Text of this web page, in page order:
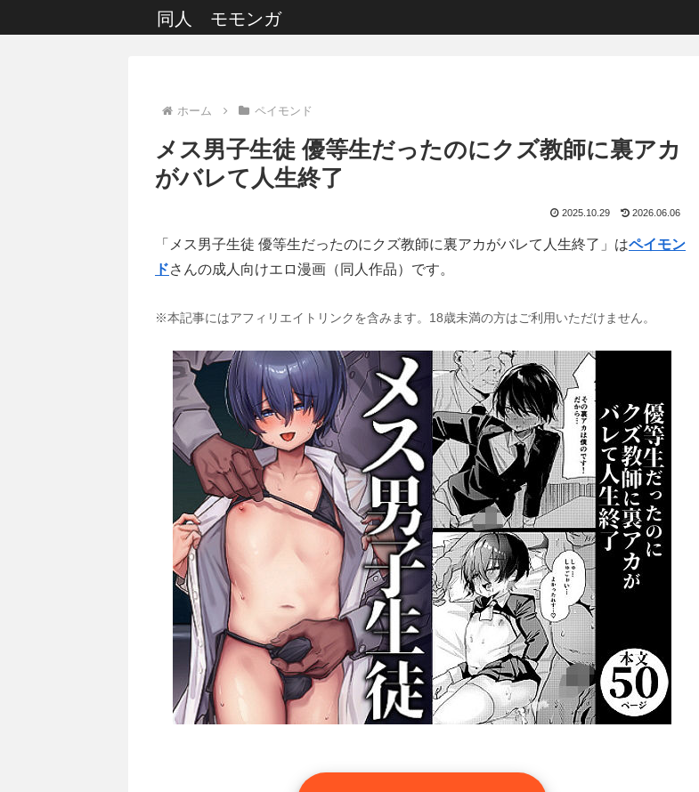
同人 モモンガ
ホーム ペイモンド
メス男子生徒 優等生だったのにクズ教師に裏アカ
がバレて人生終了
2025.10.29 2026.06.06
「メス男子生徒 優等生だったのにクズ教師に裏アカがバレて人生終了」はペイモン
ドさんの成人向けエロ漫画（同人作品）です。
※本記事にはアフィリエイトリンクを含みます。18歳未満の方はご利用いただけません。